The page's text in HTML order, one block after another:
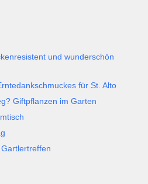
und wunderschön
für St. Alto
Giftpflanzen im Garten